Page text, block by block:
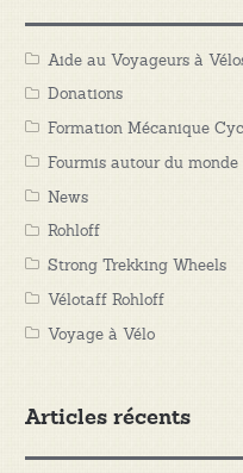
Aide au Voyageurs à
Donations
Formation Mécanique
Fourmis autour du monde
News
Rohloff
Strong Trekking Wheels
Vélotaff Rohloff
Voyage à Vélo
Articles récents